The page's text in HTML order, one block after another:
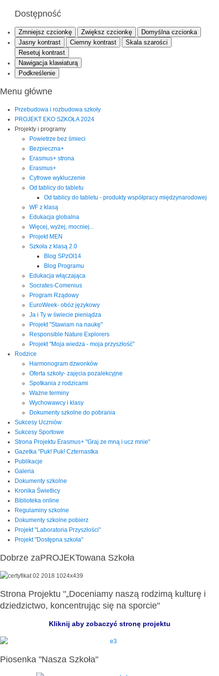
Dostępność
Zmniejsz czcionkę Zwiększ czcionkę
Domyślna czcionka
Jasny kontrast
Ciemny kontrast
Skala szarości
Resetuj kontrast
Nawigacja klawiaturą
Podkreślenie
Menu główne
Przebudowa i rozbudowa szkoły
PROJEKT EKO SZKOŁA 2024
Projekty i programy
Powietrze bez śmieci
Bezpieczna+
Erasmus+ strona
Erasmus+
Cyfrowe wykluczenie
Od tablicy do tabletu
Od tablicy do tabletu - produkty współpracy międzynarodowej
WF z klasą
Edukacja globalna
Więcej, wyżej, mocniej...
Projekt MEN
Szkoła z klasą 2.0
Blog SPzOI14
Blog Programu
Edukacja włączająca
Socrates-Comenius
Program Rządowy
EuroWeek- obóz językowy
Ja i Ty w świecie pieniądza
Projekt "Stawiam na naukę"
Responsible Nature Explorers
Projekt "Moja wiedza - moja przyszłość"
Rodzice
Harmonogram dzwonków
Oferta szkoły- zajęcia pozalekcyjne
Spotkania z rodzicami
Ważne terminy
Wychowawcy i klasy
Dokumenty szkolne do pobrania
Sukcesy Uczniów
Sukcesy Sportowe
Strona Projektu Erasmus+ "Graj ze mną i ucz mnie"
Gazetka "Puk! Puk! Czternastka
Publikacje
Galeria
Dokumenty szkolne
Kronika Świetlicy
Biblioteka online
Regulaminy szkolne
Dokumenty szkolne pobierz
Projekt "Laboratoria Przyszłości"
Projekt "Dostępna szkoła"
Dobrze zaPROJEKTowana Szkoła
Strona Projektu "„Doceniamy naszą rodzimą kulturę i
dziedzictwo, koncentrując się na sporcie"
Kliknij aby zobaczyć stronę projektu
Piosenka "Nasza Szkoła"